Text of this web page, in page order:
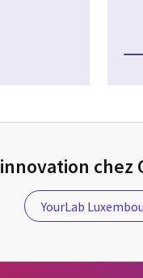
chez
YourLab